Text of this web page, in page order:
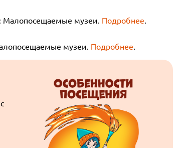
Малопосещаемые музеи. Подробнее.
музеи. Подробнее.